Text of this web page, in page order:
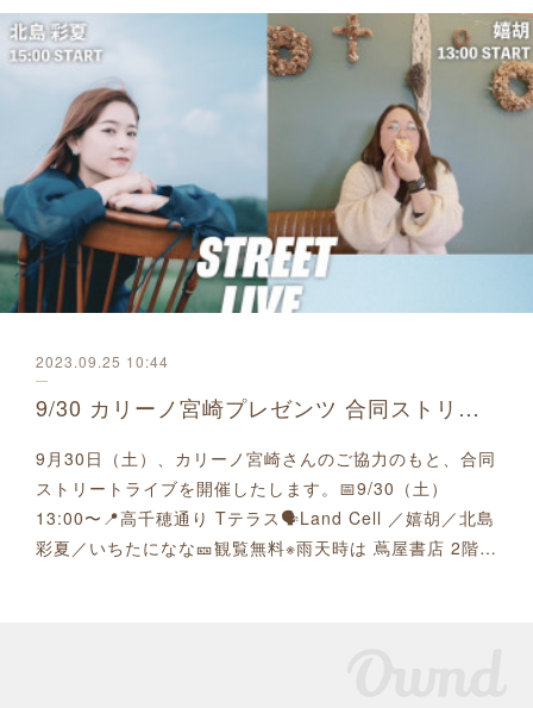
2023.09.25 10:44
9/30 カリーノ宮崎プレゼンツ 合同ストリートライブ出演決定しました
9月30日（土）、カリーノ宮崎さんのご協力のもと、合同
ストリートライブを開催したします。📅9/30（土）
13:00〜📍高千穂通り Tテラス🗣Land Cell ／嬉胡／北島
彩夏／いちたになな🎫観覧無料※雨天時は 蔦屋書店 2階…